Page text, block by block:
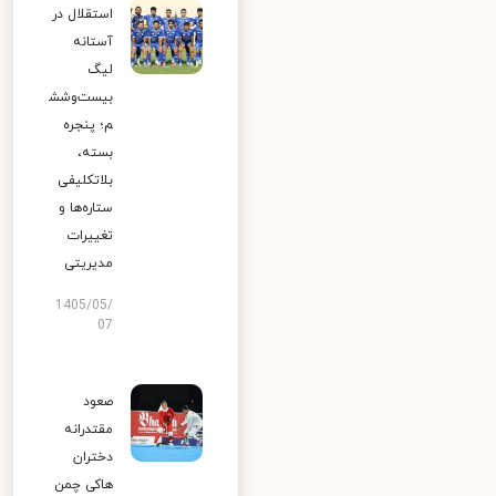
استقلال در
آستانه
لیگ
بیست‌وشش
م؛ پنجره
بسته،
بلاتکلیفی
ستاره‌ها و
تغییرات
مدیریتی
1405/05/
07
صعود
مقتدرانه
دختران
هاکی چمن